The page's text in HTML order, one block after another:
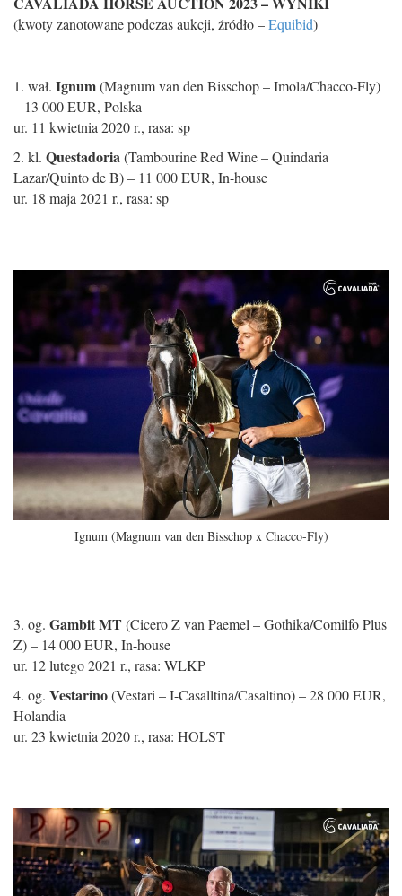
(kwoty zanotowane podczas aukcji, źródło –Equibid)
1. wał. Ignum(Magnum van den Bisschop – Imola/Chacco-Fly)
– 13 000 EUR, Polska
ur. 11 kwietnia 2020 r., rasa: sp
2. kl. Questadoria(Tambourine Red Wine – Quindaria
Lazar/Quinto de B) – 11 000 EUR, In-house
ur. 18 maja 2021 r., rasa: sp
Ignum (Magnum van den Bisschop x Chacco-Fly)
3. og. Gambit MT(Cicero Z van Paemel – Gothika/Comilfo Plus
Z) – 14 000 EUR, In-house
ur. 12 lutego 2021 r., rasa: WLKP
4. og. Vestarino(Vestari – I-Casalltina/Casaltino) – 28 000 EUR,
Holandia
ur. 23 kwietnia 2020 r., rasa: HOLST